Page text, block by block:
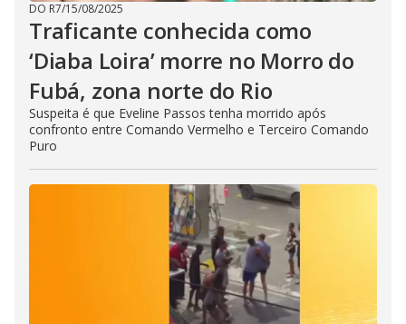
DO R7/15/08/2025
Traficante conhecida como
‘Diaba Loira’ morre no Morro do
Fubá, zona norte do Rio
Suspeita é que Eveline Passos tenha morrido após
confronto entre Comando Vermelho e Terceiro Comando
Puro